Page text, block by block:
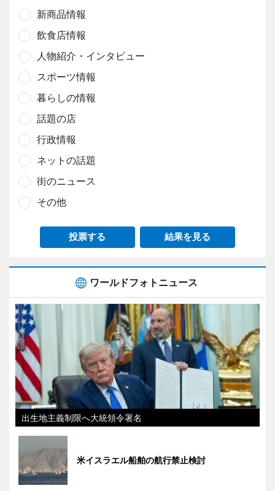
新商品情報
飲食店情報
人物紹介・インタビュー
スポーツ情報
暮らしの情報
話題の店
行政情報
ネットの話題
街のニュース
その他
投票する 結果を見る
ワールドフォトニュース
出生地主義制限へ大統領令署名
米イスラエル船舶の航行禁止検討